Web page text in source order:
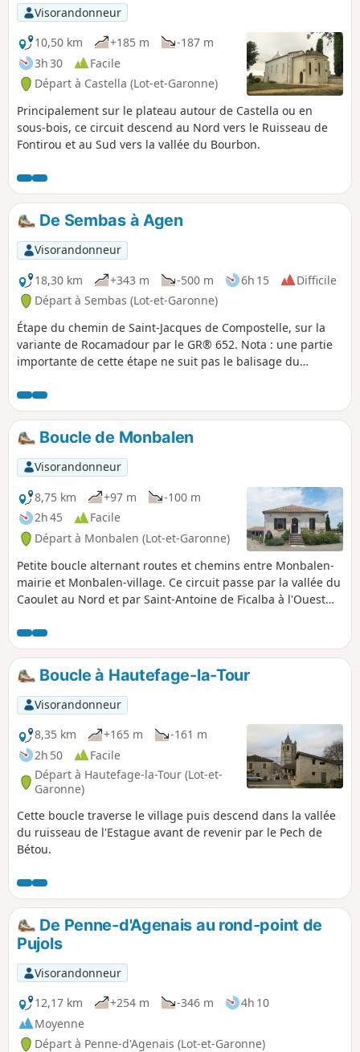
Visorandonneur
10,50 km
+185 m
-187 m
3h 30
Facile
Départ à Castella (Lot-et-Garonne)
Principalement sur le plateau autour de Castella ou en
sous-bois, ce circuit descend au Nord vers le Ruisseau de
Fontirou et au Sud vers la vallée du Bourbon.
De Sembas à Agen
Visorandonneur
18,30 km
+343 m -500 m 6h 15
Difficile
Départ à Sembas (Lot-et-Garonne)
Étape du chemin de Saint-Jacques de Compostelle, sur la
variante de Rocamadour par le GR® 652. Nota : une partie
importante de cette étape ne suit pas le balisage du
bitumé, mieux adapté aux conditions humides.
Boucle de Monbalen
Visorandonneur
8,75 km
+97 m
-100 m
2h 45
Facile
Départ à Monbalen (Lot-et-Garonne)
Petite boucle alternant routes et chemins entre Monbalen-
mairie et Monbalen-village. Ce circuit passe par la vallée du
Caoulet au Nord et par Saint-Antoine de Ficalba à l'Ouest
Boucle à Hautefage-la-Tour
Visorandonneur
8,35 km
+165 m
-161 m
2h 50
Facile
Départ à Hautefage-la-Tour (Lot-et-
Garonne)
Cette boucle traverse le village puis descend dans la vallée
du ruisseau de l'Estague avant de revenir par le Pech de
Bétou.
De Penne-d'Agenais au rond-point de
Pujols
Visorandonneur
12,17 km
+254 m -346 m
4h 10
Moyenne
Départ à Penne-d'Agenais (Lot-et-Garonne)